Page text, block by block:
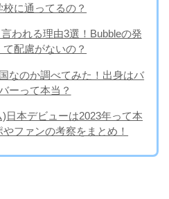
に通ってるの？
われる理由3選！Bubbleの発
配慮がないの？
なのか調べてみた！出身はバ
ーって本当？
日本デビューは2023年って本
ファンの考察をまとめ！